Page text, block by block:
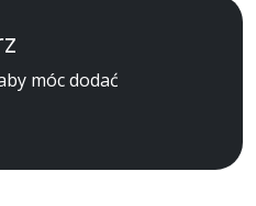
móc dodać